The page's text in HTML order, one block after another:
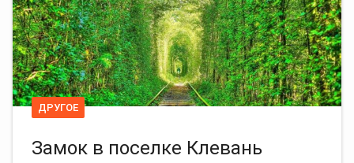
ДРУГОЕ
Замок в поселке Клевань